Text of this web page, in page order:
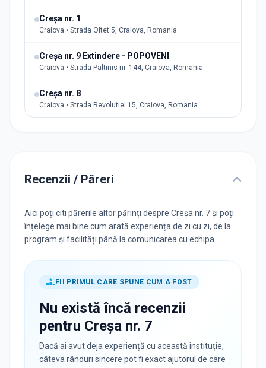
Creșa nr. 1
Craiova • Strada Oltet 5, Craiova, Romania
Creșa nr. 9 Extindere - POPOVENI
Craiova • Strada Paltinis nr. 144, Craiova, Romania
Creșa nr. 8
Craiova • Strada Revolutiei 15, Craiova, Romania
Recenzii / Păreri
Aici poți citi părerile altor părinți despre Creșa nr. 7 și poți
înțelege mai bine cum arată experiența de zi cu zi, de la
program și facilități până la comunicarea cu echipa.
FII PRIMUL CARE SPUNE CUM A FOST
Nu există încă recenzii
pentru Creșa nr. 7
Dacă ai avut deja experiență cu această instituție,
câteva rânduri sincere pot fi exact ajutorul de care